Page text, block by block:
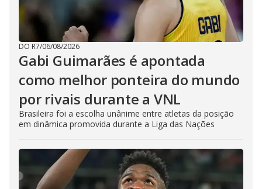
DO R7/06/08/2026
Gabi Guimarães é apontada
como melhor ponteira do mundo
por rivais durante a VNL
Brasileira foi a escolha unânime entre atletas da posição
em dinâmica promovida durante a Liga das Nações